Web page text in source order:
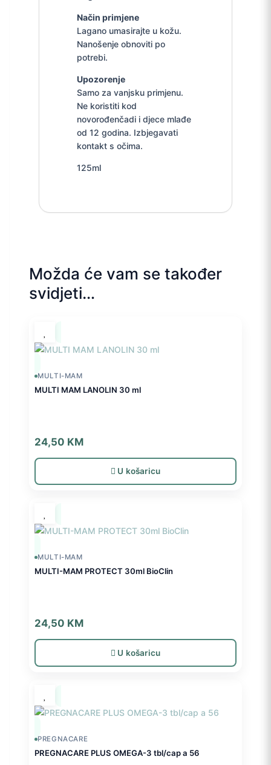
Način primjene
Lagano umasirajte u kožu.
Nanošenje obnoviti po
potrebi.
Upozorenje
Samo za vanjsku primjenu.
Ne koristiti kod
novorođenčadi i djece mlađe
od 12 godina. Izbjegavati
kontakt s očima.
125ml
Možda će vam se također
svidjeti…
MULTI-MAM
MULTI MAM LANOLIN 30 ml
24,50 KM
U košaricu
MULTI-MAM
MULTI-MAM PROTECT 30ml BioClin
24,50 KM
U košaricu
PREGNACARE
PREGNACARE PLUS OMEGA-3 tbl/cap a 56